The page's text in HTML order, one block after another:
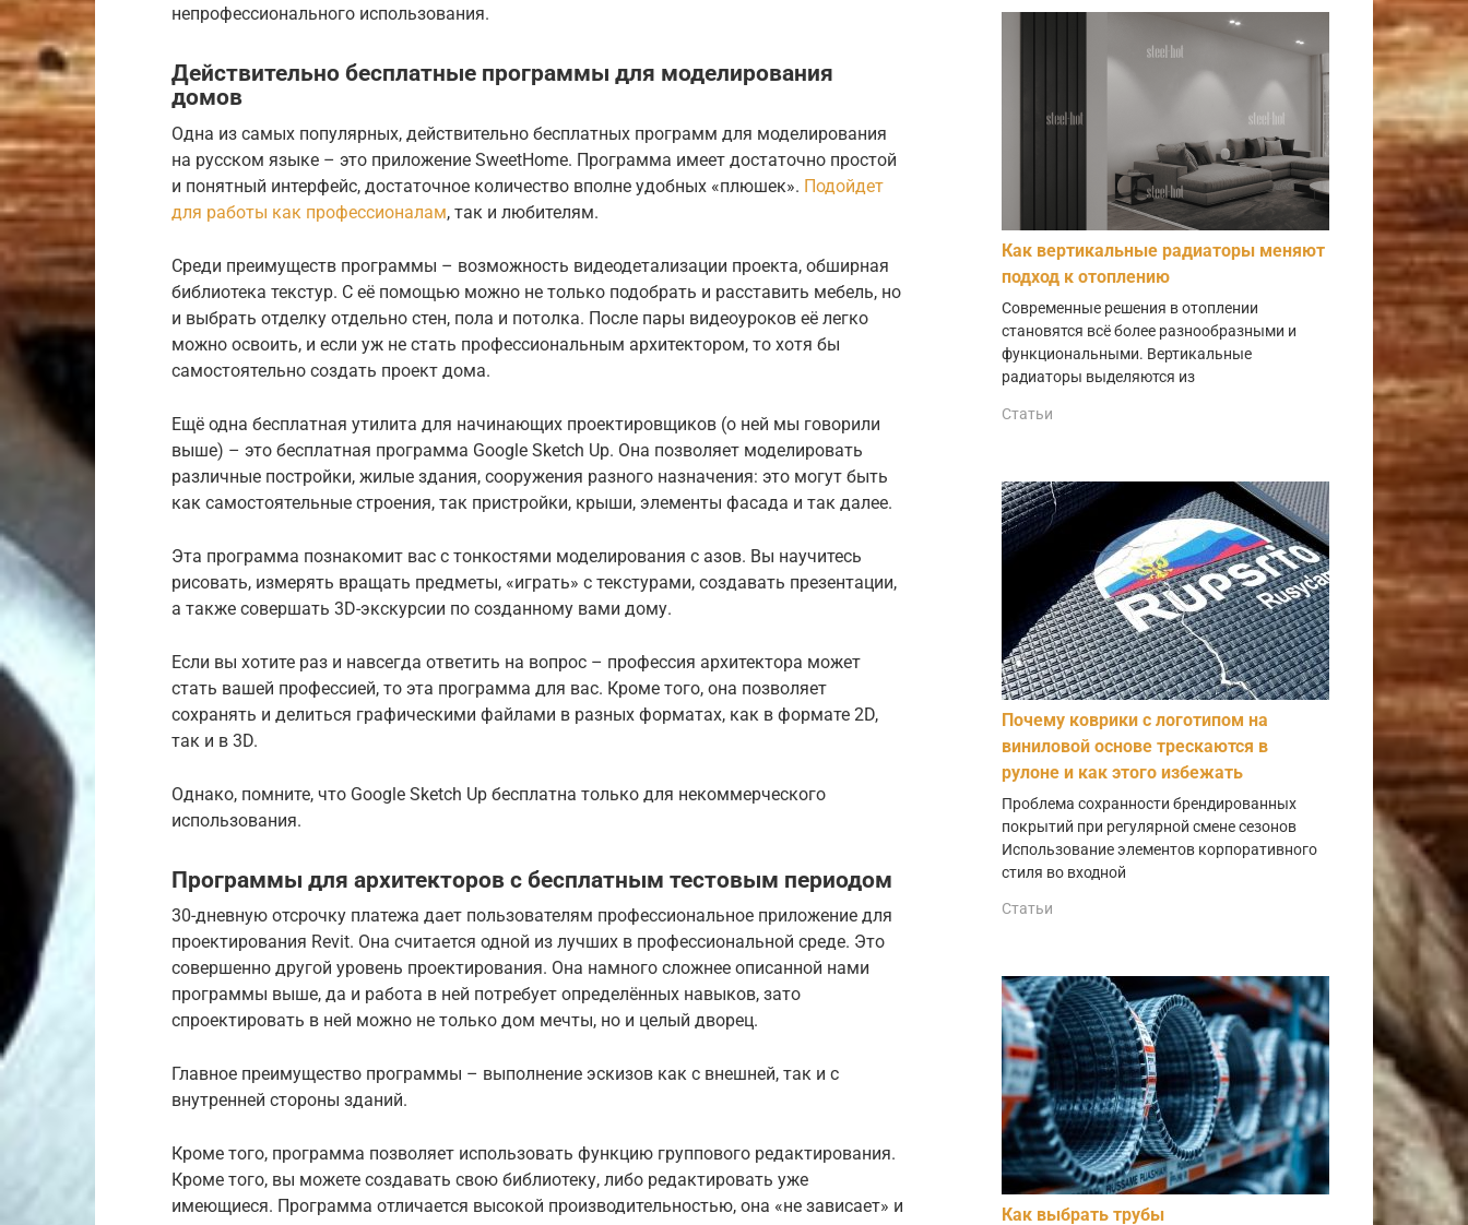
непрофессионального использования.
Действительно бесплатные программы для моделирования
домов
Одна из самых популярных, действительно бесплатных программ для моделирования
на русском языке – это приложение SweetHome. Программа имеет достаточно простой
и понятный интерфейс, достаточное количество вполне удобных «плюшек». Подойдет
для работы как профессионалам, так и любителям.
Среди преимуществ программы – возможность видеодетализации проекта, обширная
библиотека текстур. С её помощью можно не только подобрать и расставить мебель, но
и выбрать отделку отдельно стен, пола и потолка. После пары видеоуроков её легко
можно освоить, и если уж не стать профессиональным архитектором, то хотя бы
самостоятельно создать проект дома.
Ещё одна бесплатная утилита для начинающих проектировщиков (о ней мы говорили
выше) – это бесплатная программа Google Sketch Up. Она позволяет моделировать
различные постройки, жилые здания, сооружения разного назначения: это могут быть
как самостоятельные строения, так пристройки, крыши, элементы фасада и так далее.
Эта программа познакомит вас с тонкостями моделирования с азов. Вы научитесь
рисовать, измерять вращать предметы, «играть» с текстурами, создавать презентации,
а также совершать 3D-экскурсии по созданному вами дому.
Если вы хотите раз и навсегда ответить на вопрос – профессия архитектора может
стать вашей профессией, то эта программа для вас. Кроме того, она позволяет
сохранять и делиться графическими файлами в разных форматах, как в формате 2D,
так и в 3D.
Однако, помните, что Google Sketch Up бесплатна только для некоммерческого
использования.
Программы для архитекторов с бесплатным тестовым периодом
30-дневную отсрочку платежа дает пользователям профессиональное приложение для
проектирования Revit. Она считается одной из лучших в профессиональной среде. Это
совершенно другой уровень проектирования. Она намного сложнее описанной нами
программы выше, да и работа в ней потребует определённых навыков, зато
спроектировать в ней можно не только дом мечты, но и целый дворец.
Главное преимущество программы – выполнение эскизов как с внешней, так и с
внутренней стороны зданий.
Кроме того, программа позволяет использовать функцию группового редактирования.
Кроме того, вы можете создавать свою библиотеку, либо редактировать уже
имеющиеся. Программа отличается высокой производительностью, она «не зависает» и
Как вертикальные радиаторы меняют
подход к отоплению
Современные решения в отоплении
становятся всё более разнообразными и
функциональными. Вертикальные
радиаторы выделяются из
Статьи
Почему коврики с логотипом на
виниловой основе трескаются в
рулоне и как этого избежать
Проблема сохранности брендированных
покрытий при регулярной смене сезонов
Использование элементов корпоративного
стиля во входной
Статьи
Как выбрать трубы